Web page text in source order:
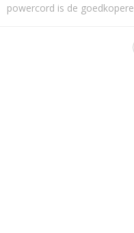
powercord is de goedkopere